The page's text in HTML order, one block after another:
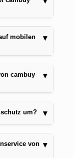
mobilen
▾
cambuy
▾
um? ▾
von ▾